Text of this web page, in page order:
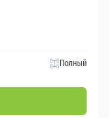
Полный